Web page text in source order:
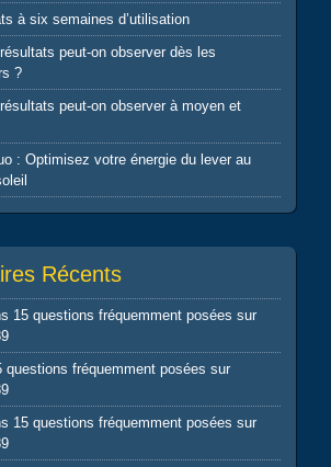
à six semaines d’utilisation
peut-on observer dès les
?
peut-on observer à moyen et
: Optimisez votre énergie du lever au
Récents
15 questions fréquemment posées sur
questions fréquemment posées sur
15 questions fréquemment posées sur